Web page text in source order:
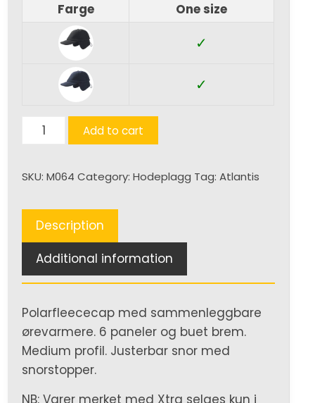
Farge
One size
✓
✓
Snow
(Xtra)
Add to cart
SKU:M064 Category:Hodeplagg Tag:Atlantis
Description
Additional information
Polarfleececap med sammenleggbare
ørevarmere. 6 paneler og buet brem.
Medium profil. Justerbar snor med
snorstopper.
NB: Varer merket med Xtra selges kun i